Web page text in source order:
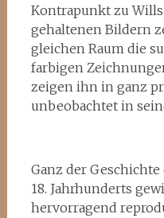
Kontrapunkt zu
gehaltenen Bildern
gleichen Raum die
farbigen
zeigen ihn in ganz
unbeobachtet in
Ganz der
18. Jahrhunderts
hervorragend